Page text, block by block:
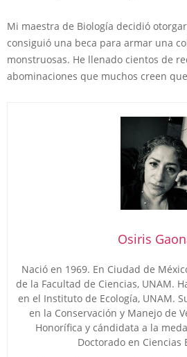
Mi maestra de Biología decidió
consiguió una beca para armar una
monstruosas. He llenado cientos de
abominaciones que muchos creen
Osiris
Nació en 1969. En Ciudad de
de la Facultad de Ciencias, UNAM.
en el Instituto de Ecología, UNAM.
en la Conservación y Manejo de
Honorífica y cándidata a la
Doctorado en Ciencias